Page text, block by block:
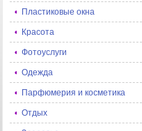
Пластиковые окна
Красота
Фотоуслуги
Одежда
Парфюмерия и косметика
Отдых